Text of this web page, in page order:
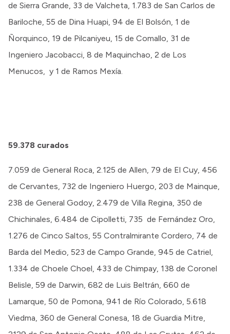
de Sierra Grande, 33 de Valcheta, 1.783 de San Carlos de
Bariloche, 55 de Dina Huapi, 94 de El Bolsón, 1 de
Ñorquinco, 19 de Pilcaniyeu, 15 de Comallo, 31 de
Ingeniero Jacobacci, 8 de Maquinchao, 2 de Los
Menucos, y 1 de Ramos Mexía.
59.378 curados
7.059 de General Roca, 2.125 de Allen, 79 de El Cuy, 456
de Cervantes, 732 de Ingeniero Huergo, 203 de Mainque,
238 de General Godoy, 2.479 de Villa Regina, 350 de
Chichinales, 6.484 de Cipolletti, 735 de Fernández Oro,
1.276 de Cinco Saltos, 55 Contralmirante Cordero, 74 de
Barda del Medio, 523 de Campo Grande, 945 de Catriel,
1.334 de Choele Choel, 433 de Chimpay, 138 de Coronel
Belisle, 59 de Darwin, 682 de Luis Beltrán, 660 de
Lamarque, 50 de Pomona, 941 de Río Colorado, 5.618
Viedma, 360 de General Conesa, 18 de Guardia Mitre,